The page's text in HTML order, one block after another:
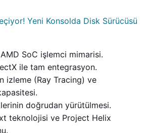
Yeni Konsolda Disk Sürücüsü
SoC işlemci mimarisi.
ile tam entegrasyon.
izleme (Ray Tracing) ve
doğrudan yürütülmesi.
teknolojisi ve Project Helix